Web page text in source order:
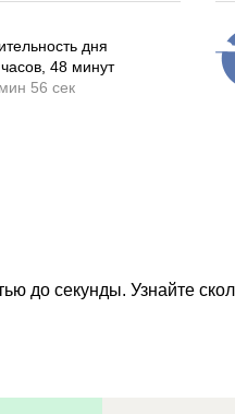
дня
, 48 минут
56 сек
до секунды. Узнайте